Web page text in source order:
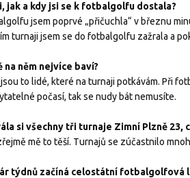
jak a kdy jsi se k fotbalgolfu dostala?
jsem poprvé „přičuchla“ v březnu
turnaji jsem se do fotbalgolfu zažrala a
na něm nejvíce baví?
to lidé, které na turnaji potkávám. Při
počasí, tak se nudy bát nemusíte.
si všechny tři turnaje Zimní Plzně 23,
mě to těší. Turnajů se zúčastnilo
týdnů začíná celostátní fotbalgolfová